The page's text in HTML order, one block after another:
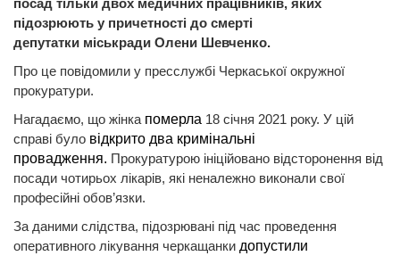
підозрюють у причетності до смерті
депутатки міськради Олени Шевченко.
Про це повідомили у пресслужбі Черкаської окружної
прокуратури.
Нагадаємо, що жінка померла 18 січня 2021 року. У цій
справі було відкрито два кримінальні
провадження. Прокуратурою ініційовано відсторонення від
посади чотирьох лікарів, які неналежно виконали свої
професійні обов’язки.
За даними слідства, підозрювані під час проведення
оперативного лікування черкащанки допустили